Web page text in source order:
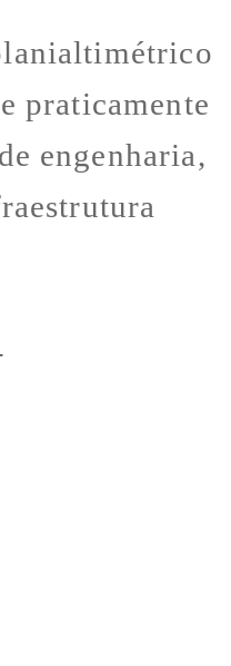
praticamente
engenharia,